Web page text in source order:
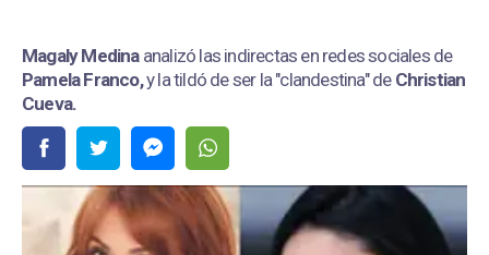
Magaly Medina analizó las indirectas en redes sociales de
Pamela Franco,y la tildó de ser la "clandestina" de Christian
Cueva.